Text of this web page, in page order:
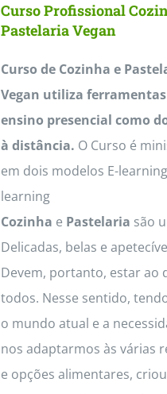
Curso Profissional
Pastelaria Vegan
Curso de Cozinha e
Vegan utiliza
ensino presencial como
à distância. O Curso é
em dois modelos E-
learning
Cozinha e Pastelaria são
Delicadas, belas e
Devem, portanto, estar ao
todos. Nesse sentido,
o mundo atual e a
nos adaptarmos às várias
e opções alimentares,